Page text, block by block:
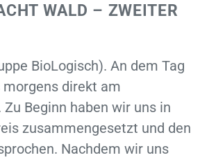
WALD – ZWEITER
BioLogisch). An dem Tag
direkt am
Beginn haben wir uns in
zusammengesetzt und den
Nachdem wir uns